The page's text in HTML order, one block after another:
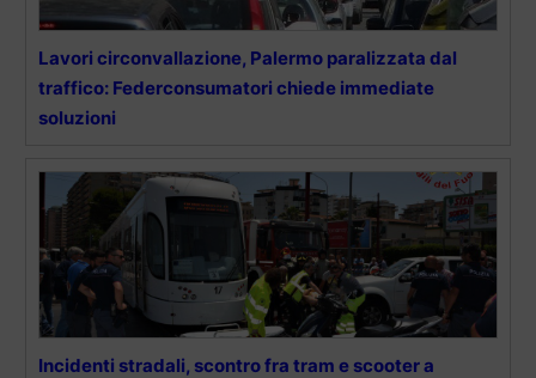
Lavori circonvallazione, Palermo paralizzata dal
traffico: Federconsumatori chiede immediate
soluzioni
Incidenti stradali, scontro fra tram e scooter a